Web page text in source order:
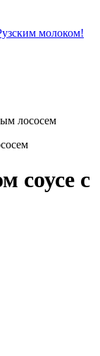
молоком!
лососем
соусе с